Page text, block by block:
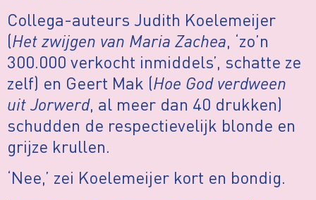
Collega-auteurs Judith Koelemeijer
(Het zwijgen van Maria Zachea, ‘zo’n
300.000 verkocht inmiddels’, schatte ze
zelf) en Geert Mak (Hoe God verdween
uit Jorwerd, al meer dan 40 drukken)
schudden de respectievelijk blonde en
grijze krullen.
‘Nee,’ zei Koelemeijer kort en bondig.